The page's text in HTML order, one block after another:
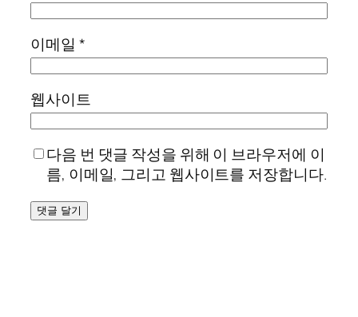
이메일 *
웹사이트
다음 번 댓글 작성을 위해 이 브라우저에 이
름, 이메일, 그리고 웹사이트를 저장합니다.